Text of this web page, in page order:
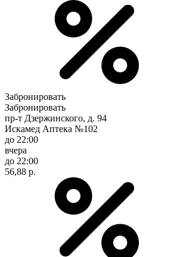
Забронировать
Забронировать
пр-т Дзержинского, д. 94
Искамед Аптека №102
до 22:00
вчера
до 22:00
56,88 р.